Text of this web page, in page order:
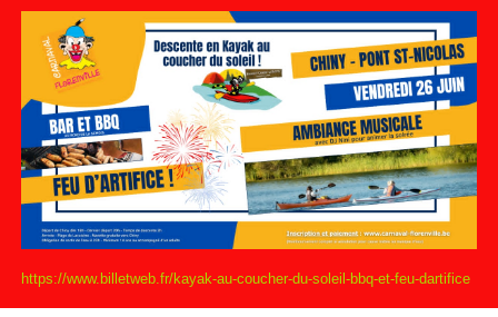
https://www.billetweb.fr/kayak-au-coucher-du-soleil-bbq-et-feu-dartifice